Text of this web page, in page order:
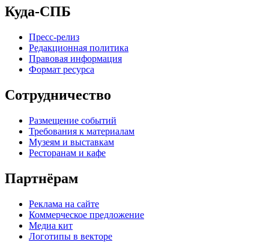
Куда-СПБ
Пресс-релиз
Редакционная политика
Правовая информация
Формат ресурса
Сотрудничество
Размещение событий
Требования к материалам
Музеям и выставкам
Ресторанам и кафе
Партнёрам
Реклама на сайте
Коммерческое предложение
Медиа кит
Логотипы в векторе